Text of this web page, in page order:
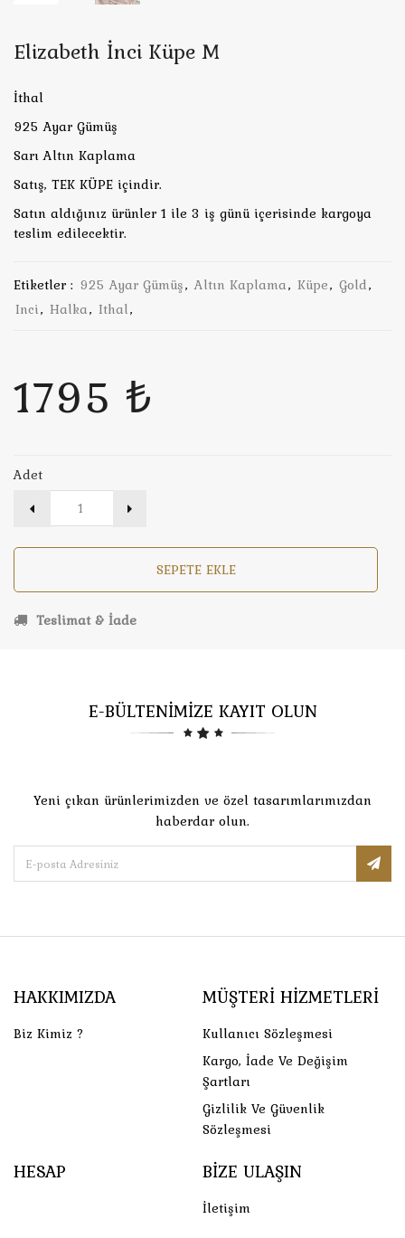
Elizabeth İnci Küpe M
İthal
925 Ayar Gümüş
Sarı Altın Kaplama
Satış, TEK KÜPE içindir.
Satın aldığınız ürünler 1 ile 3 iş günü içerisinde kargoya
teslim edilecektir.
Etiketler : 925 Ayar Gümüş, Altın Kaplama, Küpe, Gold,
Inci, Halka, Ithal,
1795 ₺
Adet
SEPETE EKLE
Teslimat & İade
E-BÜLTENİMİZE KAYIT OLUN
Yeni çıkan ürünlerimizden ve özel tasarımlarımızdan
haberdar olun.
HAKKIMIZDA
Biz Kimiz ?
MÜŞTERI HIZMETLERI
Kullanıcı Sözleşmesi
Kargo, İade Ve Değişim
Şartları
Gizlilik Ve Güvenlik
Sözleşmesi
HESAP BIZE ULAŞIN
İletişim